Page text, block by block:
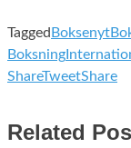
Tagged Boksenyt
Boksning
ShareTweetShare
Related